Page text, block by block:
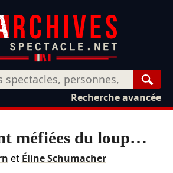
Recherche avancée
méfiées du loup…
et Éline Schumacher